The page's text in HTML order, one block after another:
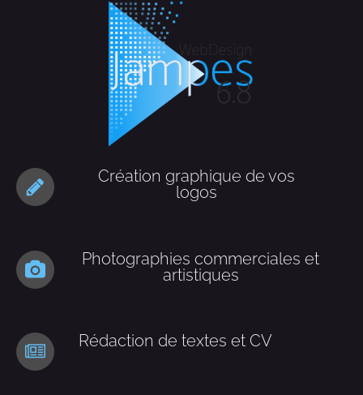
Création graphique de vos
logos
Photographies commerciales et
artistiques
Rédaction de textes et CV